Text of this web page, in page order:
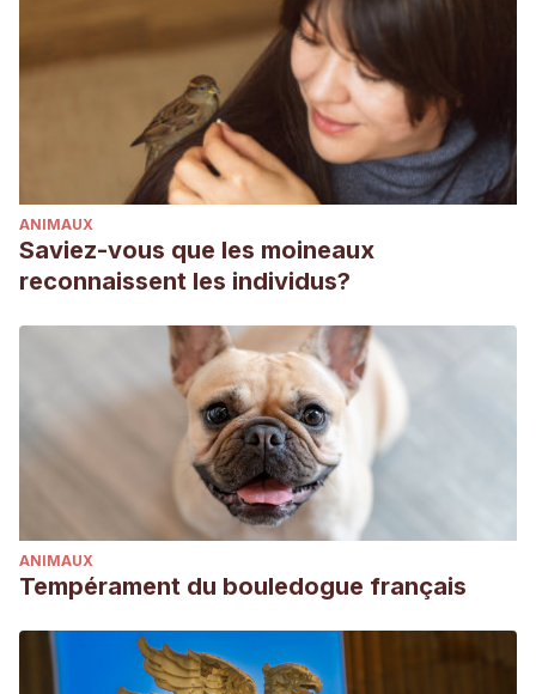
ANIMAUX
Saviez-vous que les moineaux
reconnaissent les individus?
ANIMAUX
Tempérament du bouledogue français